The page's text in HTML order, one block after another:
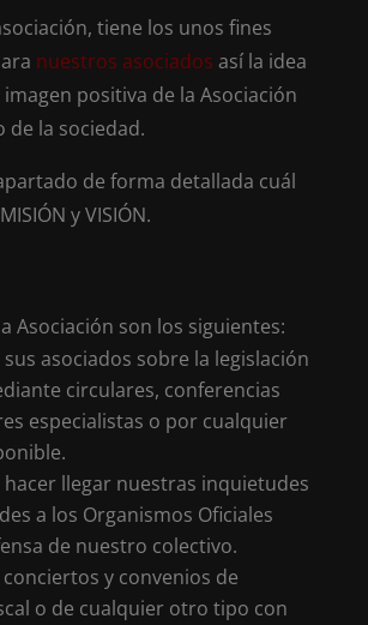
tiene los unos fines
nuestros asociados así la idea
positiva de la Asociación
de la sociedad.
de forma detallada cuál
y VISIÓN.
Asociación son los siguientes:
asociados sobre la legislación
circulares, conferencias
especialistas o por cualquier
hacer llegar nuestras inquietudes
a los Organismos Oficiales
de nuestro colectivo.
y convenios de
o de cualquier otro tipo con